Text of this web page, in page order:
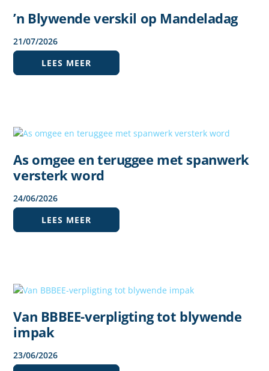
’n Blywende verskil op Mandeladag
21/07/2026
LEES MEER
As omgee en teruggee met spanwerk
versterk word
24/06/2026
LEES MEER
Van BBBEE-verpligting tot blywende
impak
23/06/2026